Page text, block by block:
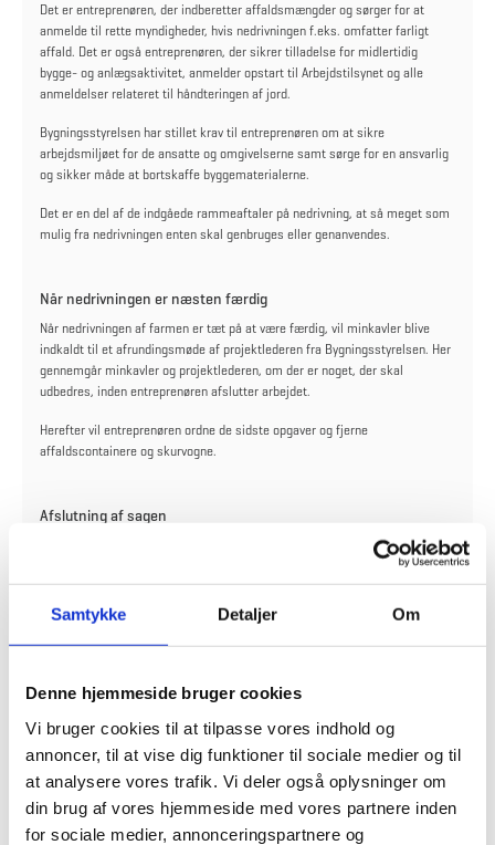
Samtykke Detaljer Om
Denne hjemmeside bruger cookies
Vi bruger cookies til at tilpasse vores indhold og
annoncer, til at vise dig funktioner til sociale medier og til
at analysere vores trafik. Vi deler også oplysninger om
din brug af vores hjemmeside med vores partnere inden
for sociale medier, annonceringspartnere og
Det er entreprenøren, der indberetter affaldsmængder og sørger for at
anmelde til rette myndigheder, hvis nedrivningen f.eks. omfatter farligt
affald. Det er også entreprenøren, der sikrer tilladelse for midlertidig
bygge- og anlægsaktivitet, anmelder opstart til Arbejdstilsynet og alle
anmeldelser relateret til håndteringen af jord.
Bygningsstyrelsen har stillet krav til entreprenøren om at sikre
arbejdsmiljøet for de ansatte og omgivelserne samt sørge for en ansvarlig
og sikker måde at bortskaffe byggematerialerne.
Det er en del af de indgåede rammeaftaler på nedrivning, at så meget som
mulig fra nedrivningen enten skal genbruges eller genanvendes.
Når nedrivningen er næsten færdig
Når nedrivningen af farmen er tæt på at være færdig, vil minkavler blive
indkaldt til et afrundingsmøde af projektlederen fra Bygningsstyrelsen. Her
gennemgår minkavler og projektlederen, om der er noget, der skal
udbedres, inden entreprenøren afslutter arbejdet.
Herefter vil entreprenøren ordne de sidste opgaver og fjerne
affaldscontainere og skurvogne.
Afslutning af sagen
Når entreprenøren er færdig og har afrapporteret til Bygningsstyrelsen, vil
nedrivningsprocessen er færdig, og sagen derfor er afsluttet. Minkavleren
skal herefter huske at berigtige de nye forhold på farmen i BBR og afmelde
sin tankattest, såfremt gylletanken er fjernet som en del af
nedrivningsopgaven.
Gensidig hjælp til processen